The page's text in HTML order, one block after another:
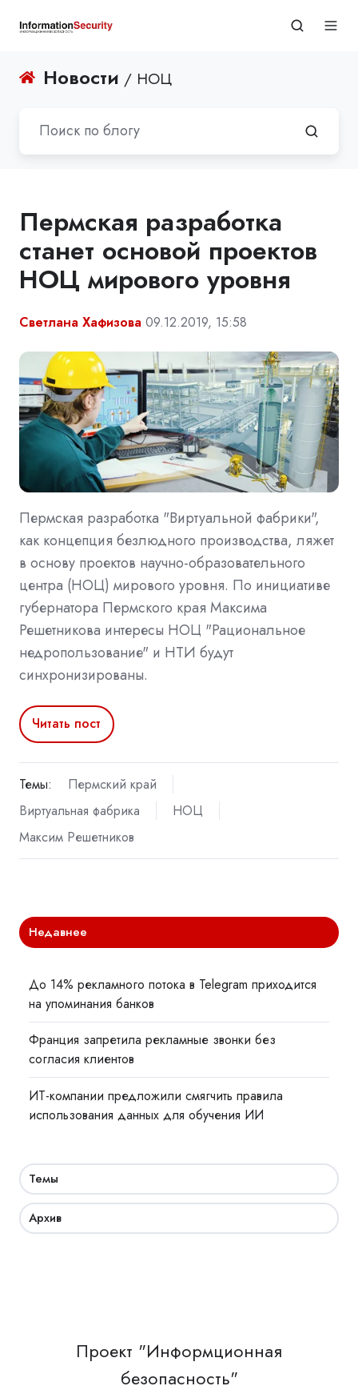
Новости / НОЦ
Пермская разработка
станет основой проектов
НОЦ мирового уровня
Светлана Хафизова 09.12.2019, 15:58
Пермская разработка "Виртуальной фабрики",
как концепция безлюдного производства, ляжет
в основу проектов научно-образовательного
центра (НОЦ) мирового уровня. По инициативе
губернатора Пермского края Максима
Решетникова интересы НОЦ "Рациональное
недропользование" и НТИ будут
синхронизированы.
Читать пост
Темы:
Пермский край
Виртуальная фабрика
НОЦ
Максим Решетников
Недавнее
До 14% рекламного потока в Telegram приходится
на упоминания банков
Франция запретила рекламные звонки без
согласия клиентов
ИТ-компании предложили смягчить правила
использования данных для обучения ИИ
Темы
Архив
Проект "Информционная
безопасность"